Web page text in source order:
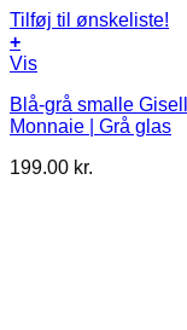
Tilføj til ønskeliste!
+
Vis
Blå-grå smalle
Monnaie | Grå glas
199.00 kr.